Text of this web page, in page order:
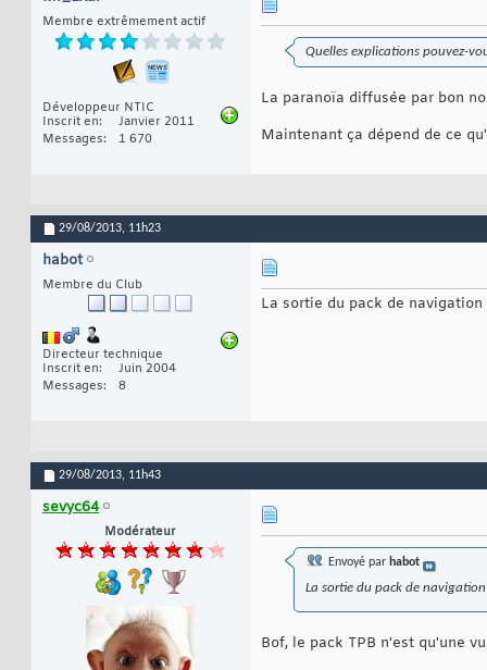
Membre extrêmement actif
Développeur NTIC
Inscrit en
Janvier 2011
Messages
1 670
Quelles explications pouvez-
La paranoïa diffusée par bon
Maintenant ça dépend de ce
29/08/2013, 11h23
habot
Membre du Club
Directeur technique
Inscrit en
Juin 2004
Messages
8
La sortie du pack de
29/08/2013, 11h43
sevyc64
Modérateur
Envoyé par habot
La sortie du pack de
Bof, le pack TPB n'est qu'une